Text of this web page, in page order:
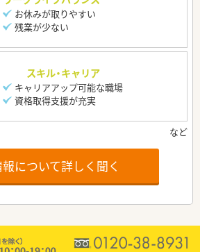
お休みが取りやすい
残業が少ない
スキル・キャリア
キャリアアップ可能な職場
資格取得支援が充実
について詳しく聞く